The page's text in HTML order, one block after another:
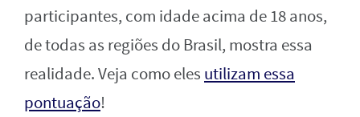
participantes, com idade acima de 18 anos,
de todas as regiões do Brasil, mostra essa
realidade. Veja como eles utilizam essa
pontuação!